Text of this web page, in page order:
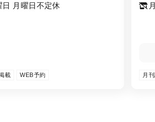
日 月曜日不定休
載 WEB予約 月